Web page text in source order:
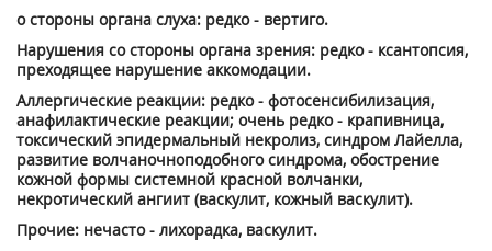
о стороны органа слуха: редко - вертиго.
Нарушения со стороны органа зрения: редко - ксантопсия,
преходящее нарушение аккомодации.
Аллергические реакции: редко - фотосенсибилизация,
анафилактические реакции; очень редко - крапивница,
токсический эпидермальный некролиз, синдром Лайелла,
развитие волчаночноподобного синдрома, обострение
кожной формы системной красной волчанки,
некротический ангиит (васкулит, кожный васкулит).
Прочие: нечасто - лихорадка, васкулит.